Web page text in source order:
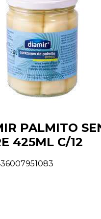
PALMITO
425ML C/12